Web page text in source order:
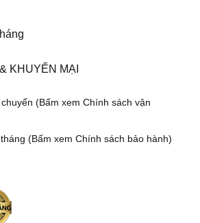
KHUYẾN MẠI
(Bấm xem Chính sách vận
(Bấm xem Chính sách bảo hành)